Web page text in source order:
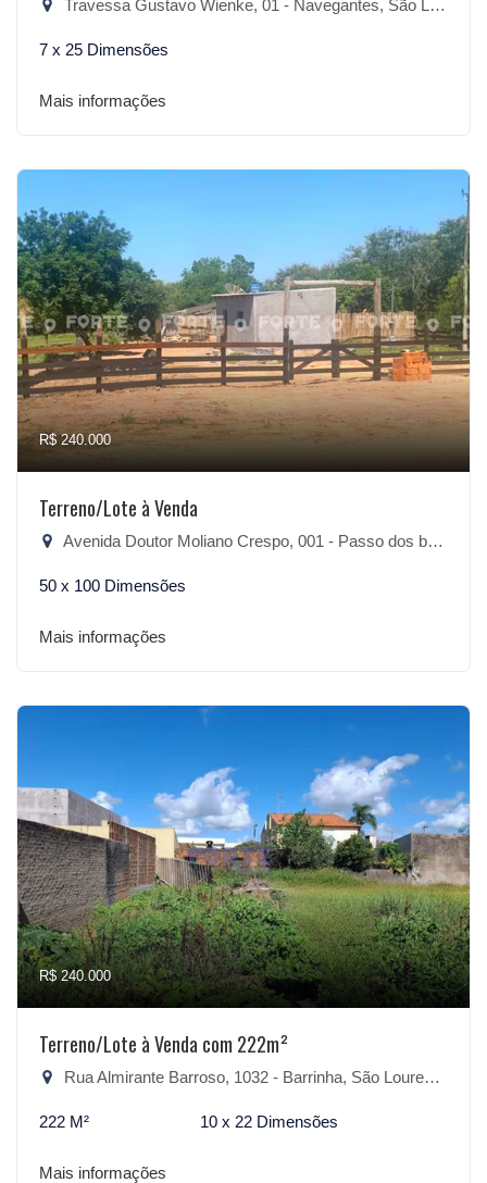
Travessa Gustavo Wienke, 01 - Navegantes, São Lourenço do Sul-RS
7 x 25 Dimensões
Mais informações
R$ 240.000
Terreno/Lote à Venda
Avenida Doutor Moliano Crespo, 001 - Passo dos baios, São Lourenço do Sul-RS
50 x 100 Dimensões
Mais informações
R$ 240.000
Terreno/Lote à Venda com 222m²
Rua Almirante Barroso, 1032 - Barrinha, São Lourenço do Sul-RS
222 M² 10 x 22 Dimensões
Mais informações